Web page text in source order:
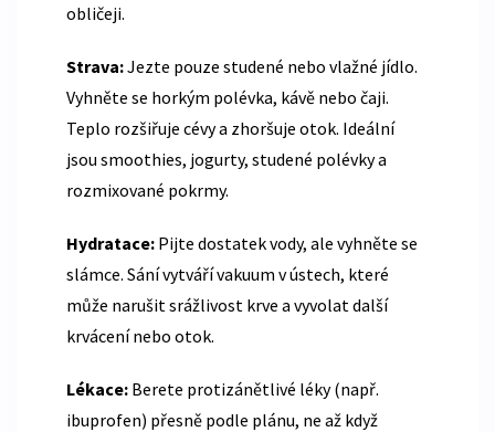
obličeji.
Strava:Jezte pouze studené nebo vlažné jídlo.
Vyhněte se horkým polévka, kávě nebo čaji.
Teplo rozšiřuje cévy a zhoršuje otok. Ideální
jsou smoothies, jogurty, studené polévky a
rozmixované pokrmy.
Hydratace: Pijte dostatek vody, ale vyhněte se
slámce. Sání vytváří vakuum v ústech, které
může narušit srážlivost krve a vyvolat další
krvácení nebo otok.
Lékace: Berete protizánětlivé léky (např.
ibuprofen) přesně podle plánu, ne až když